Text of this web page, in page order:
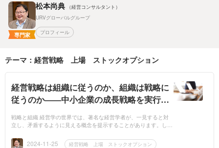
専門家
松本尚典
（経営コンサルタント）
URVグローバルグループ
プロフィール
テーマ：経営戦略 上場 ストックオプション
経営戦略は組織に従うのか、組織は戦略に
従うのか――中小企業の成長戦略を実行す
戦略と組織 経営学の世界では、著名な経営学者が、一見すると対
立し、矛盾するように見える概念を提示することがあります。しか
のであり、実...
2024-11-25 経営戦略 上場 ストックオプション